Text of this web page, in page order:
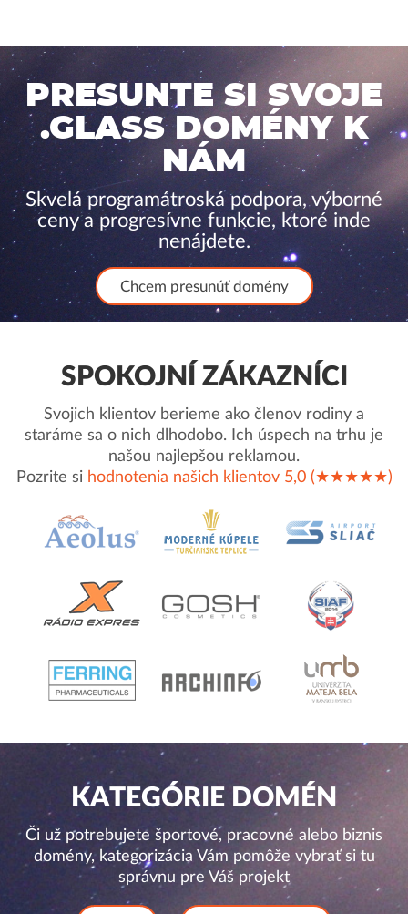
PRESUNTE SI SVOJE
.GLASS DOMÉNY K
NÁM
Skvelá programátroská podpora, výborné
ceny a progresívne funkcie, ktoré inde
nenájdete.
Chcem presunúť domény
SPOKOJNÍ ZÁKAZNÍCI
Svojich klientov berieme ako členov rodiny a
staráme sa o nich dlhodobo. Ich úspech na trhu je
našou najlepšou reklamou.
Pozrite si hodnotenia našich klientov 5,0 (★★★★★)
KATEGÓRIE DOMÉN
Či už potrebujete športové, pracovné alebo biznis
domény, kategorizácia Vám pomôže vybrať si tu
správnu pre Váš projekt